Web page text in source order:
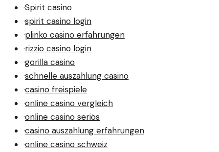
·Spirit casino
·spirit casino login
·plinko casino erfahrungen
·rizzio casino login
·gorilla casino
·schnelle auszahlung casino
·casino freispiele
·online casino vergleich
·online casino seriös
·casino auszahlung erfahrungen
·online casino schweiz